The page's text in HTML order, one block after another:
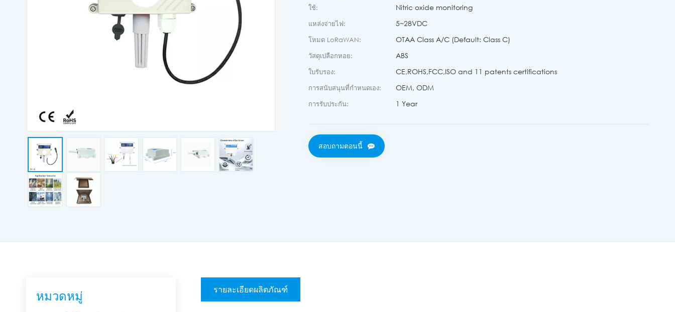
ใช้: Nitric oxide monitoring
แหล่งจ่ายไฟ: 5~28VDC
โหมด LoRaWAN: OTAA Class A/C (Default: Class C)
วัสดุเปลือกหอย: ABS
ใบรับรอง: CE,ROHS,FCC,ISO and 11 patents certifications
การสนับสนุนที่กำหนดเอง: OEM, ODM
การรับประกัน: 1 Year
สอบถามตอนนี้
หมวดหมู่ รายละเอียดผลิตภัณฑ์